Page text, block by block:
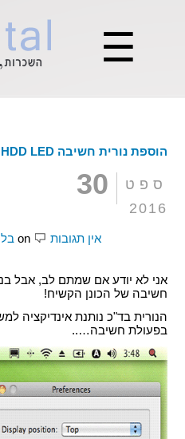
☰
הוספת נורית חשיבה HDD LED
ספט
2016
30
on אין תגובות
אני לא יודע אם שמתם לב, אבל
חשיבה של הכונן הקשיח!
הנורית בד"כ נותנת אינדיקציה
בפעולת חשיבה…..